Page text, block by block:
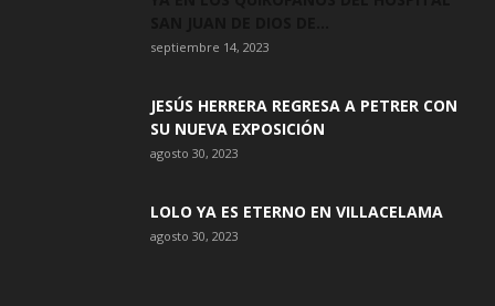
septiembre 14, 2023
JESÚS HERRERA REGRESA A PETRER CON
SU NUEVA EXPOSICIÓN
agosto 30, 2023
LOLO YA ES ETERNO EN VILLACELAMA
agosto 30, 2023